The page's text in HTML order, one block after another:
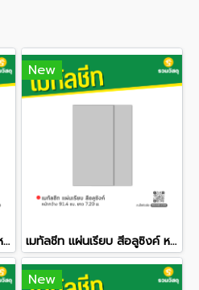
เมทัลชีท แผ่นเรียบ สีอลูซิงค์ หน้ากว้าง 91.4 ซม. ยาว 6.20 ม.
New
เมทัลชีท แผ่นเรียบ สีอลูซิงค์ หน้ากว้าง 91.4 ซม. ยาว 7.20 ม.
New